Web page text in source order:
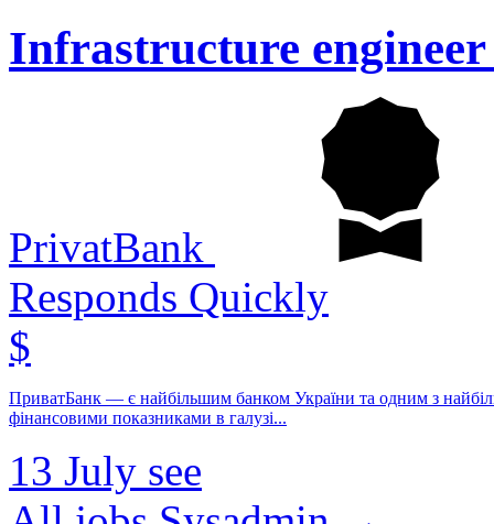
Infrastructure
PrivatBank
Responds Quickly
$
ПриватБанк — є найбільшим банком України та одним з
фінансовими показниками в галузі...
13 July see